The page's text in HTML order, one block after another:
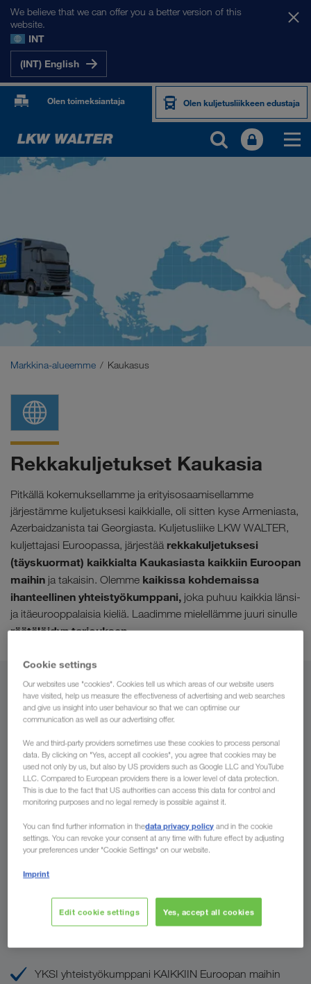
We believe that we can offer you a better version of this
website.
INT
(INT) English
Olen toimeksiantaja Olen kuljetusliikkeen edustaja
Keski-Aasia
Venäjä
Lähi-itä
Markkina-alueemme Kaukasus
Rekkakuljetukset Kaukasia
Pitkällä kokemuksellamme ja erityisosaamisellamme
järjestämme kuljetuksesi kaikkialle, oli sitten kyse Armeniasta,
Azerbaidzanista tai Georgiasta. Kuljetusliike LKW WALTER,
kuljettajasi Euroopassa, järjestää rekkakuljetuksesi
(täyskuormat) kaikkialta Kaukasiasta kaikkiin Euroopan
maihin ja takaisin. Olemme kaikissa kohdemaissa
ihanteellinen yhteistyökumppani, joka puhuu kaikkia länsi-
ja itäeurooppalaisia kieliä. Laadimme mielellämme juuri sinulle
räätälöidyn tarjouksen.
Alueelta
Suomi
Alueelle
LKW WALTERin tarjoamat edut
YKSI yhteistyökumppani KAIKKIIN Euroopan maihin
Cookie settings
Our websites use "cookies". Cookies tell us which areas of our website users
have visited, help us measure the effectiveness of advertising and web searches
and give us insight into user behaviour so that we can optimise our
communication as well as our advertising offer.
We and third-party providers sometimes use these cookies to process personal
data. By clicking on "Yes, accept all cookies", you agree that cookies may be
used not only by us, but also by US providers such as Google LLC and YouTube
LLC. Compared to European providers there is a lower level of data protection.
This is due to the fact that US authorities can access this data for control and
monitoring purposes and no legal remedy is possible against it.
You can find further information in thedata privacy policy and in the cookie
settings. You can revoke your consent at any time with future effect by adjusting
your preferences under "Cookie Settings" on our website.
Imprint
Edit cookie settings Yes, accept all cookies